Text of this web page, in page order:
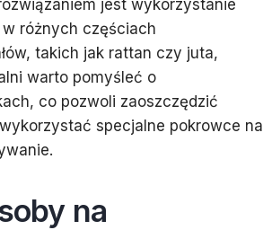
jest wykorzystanie
różnych częściach
takich jak rattan czy juta,
warto pomyśleć o
co pozwoli zaoszczędzić
specjalne pokrowce na
na